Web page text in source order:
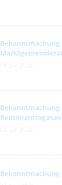
Bekanntmachung
Bekanntmachung
Bekanntmachung